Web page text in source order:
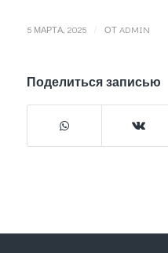
5 МАРТА, 2025 ОТ ADMIN
Поделиться записью